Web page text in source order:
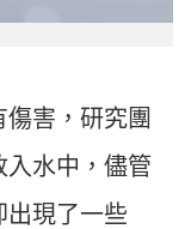
害，研究團
入水中，儘管
出現了一些